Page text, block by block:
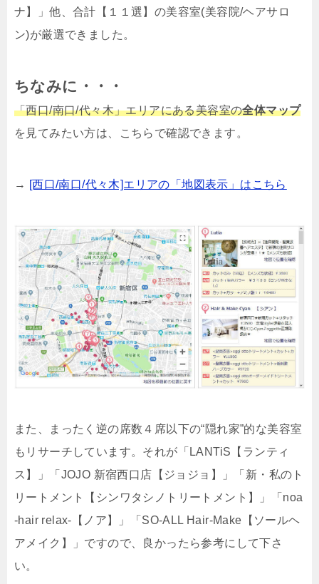
ナ】」他、合計【１１選】の美容室(美容院/ヘアサロ
ン)が厳選できました。
ちなみに・・・
「西口/南口/代々木」エリアにある美容室の全体マップ
を見てみたい方は、こちらで確認できます。
→ [西口/南口/代々木]エリアの「地図表示」はこちら
また、まったく逆の席数４席以下の“隠れ家”的な美容室
もリサーチしています。それが「LANTiS【ランティ
ス】」「JOJO 新宿西口店【ジョジョ】」「新・私のト
リートメント【シンワタシノトリートメント】」「noa
-hair relax-【ノア】」「SO-ALL Hair-Make【ソールヘ
アメイク】」ですので、良かったら参考にして下さ
い。